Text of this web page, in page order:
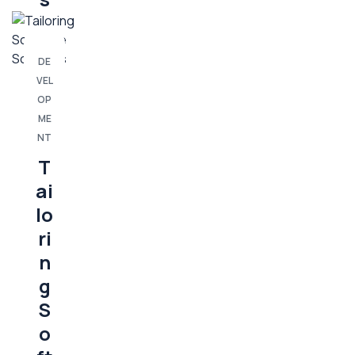
DE
VEL
OP
ME
NT
T
ai
lo
ri
n
g
S
o